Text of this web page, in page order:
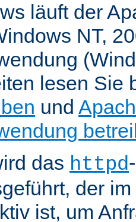
läuft der
NT,
lesen Sie
und
das httpd
der
ist, um